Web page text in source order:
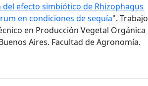
del efecto simbiótico de Rhizophagus
en condiciones de sequía". Trabajo
en Producción Vegetal Orgánica
Aires. Facultad de Agronomía.